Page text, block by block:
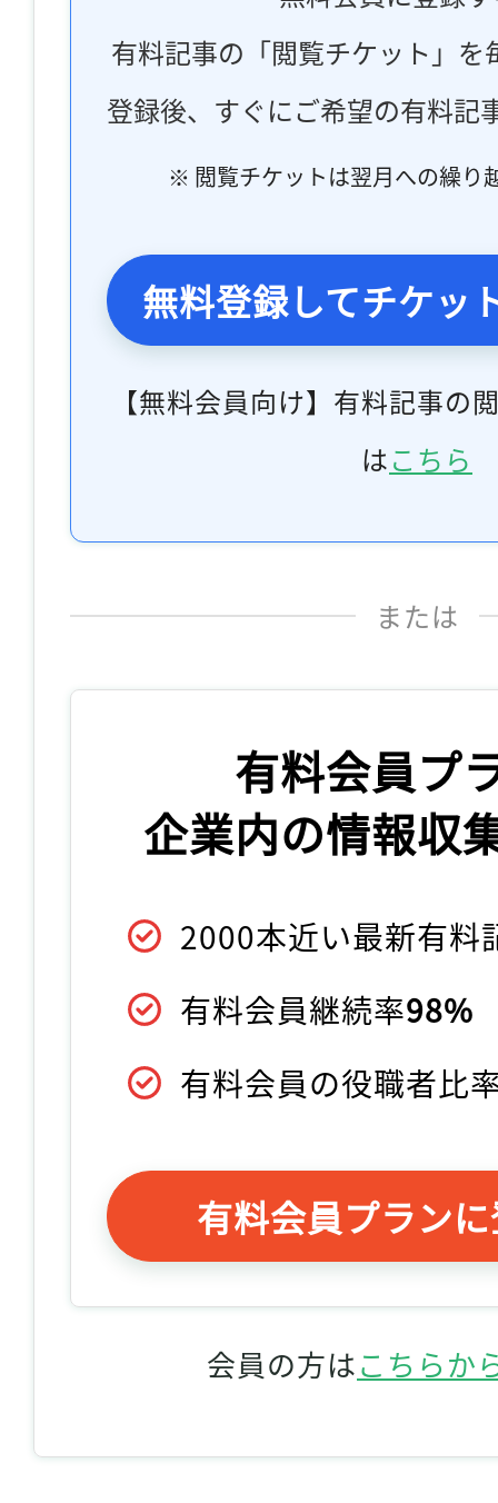
有料記事の「閲覧チケット」
登録後、すぐにご希望の有料記
※ 閲覧チケットは翌月への繰り
無料登録してチケッ
【無料会員向け】有料記事の
はこちら
または
有料会員プ
企業内の情報収
2000本近い最新有料
有料会員継続率98%
有料会員の役職者比
有料会員プラン
会員の方はこちらか